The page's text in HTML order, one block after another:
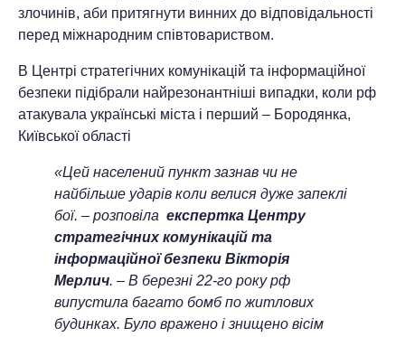
злочинів, аби притягнути винних до відповідальності
перед міжнародним співтовариством.
В Центрі стратегічних комунікацій та інформаційної
безпеки підібрали найрезонантніші випадки, коли рф
атакувала українські міста і перший – Бородянка,
Київської області
«Цей населений пункт зазнав чи не
найбільше ударів коли велися дуже запеклі
бої. – розповіла експертка Центру
стратегічних комунікацій та
інформаційної безпеки Вікторія
Мерлич. – В березні 22-го року рф
випустила багато бомб по житлових
будинках. Було вражено і знищено вісім